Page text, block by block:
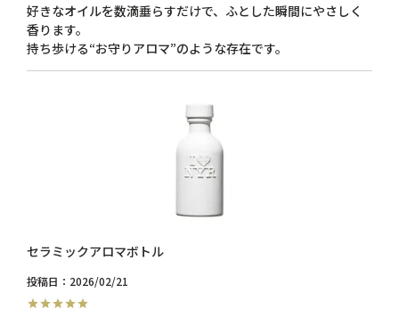
好きなオイルを数滴垂らすだけで、ふとした瞬間にやさしく
香ります。
持ち歩ける“お守りアロマ”のような存在です。
セラミックアロマボトル
投稿日 2026/02/21